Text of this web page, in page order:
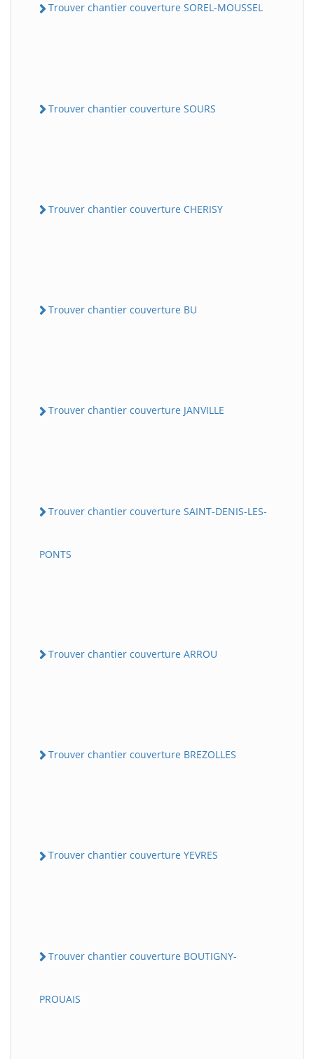
Trouver chantier couverture SOREL-MOUSSEL
Trouver chantier couverture SOURS
Trouver chantier couverture CHERISY
Trouver chantier couverture BU
Trouver chantier couverture JANVILLE
Trouver chantier couverture SAINT-DENIS-LES-
PONTS
Trouver chantier couverture ARROU
Trouver chantier couverture BREZOLLES
Trouver chantier couverture YEVRES
Trouver chantier couverture BOUTIGNY-
PROUAIS